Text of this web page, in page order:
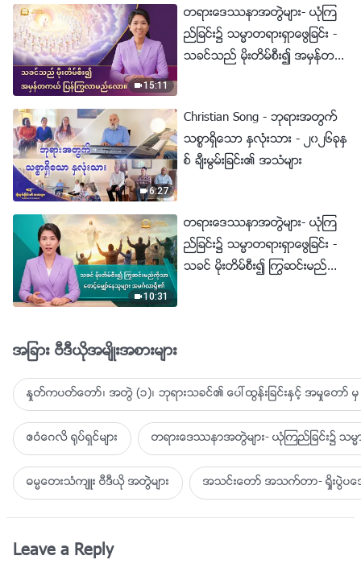
15:11
တရားေဒႆနာအတြဲမ်ား- ယုံၾက
ည္ျခင္း၌ သမၼာတရားရွာေဖြျခင္း -
သခင္သည္ မိုးတိမ္စီး၍ အမွန္တက
6:27
Christian Song - ဘုရားအတြက္
သစၥာရွိေသာ ႏွလုံးသား - ၂၀၂၆ခုႏွ
စ္ ခ်ီးမြမ္းျခင္း၏ အသံမ်ား
10:31
တရားေဒႆနာအတြဲမ်ား- ယုံၾက
ည္ျခင္း၌ သမၼာတရားရွာေဖြျခင္း -
သခင္ မိုးတိမ္စီး၍ ႂကြဆင္းမည္ကို
အျခား ဗီဒီယိုအမ်ိဳးအစားမ်ား
ႏႈတ္ကပတ္ေတာ္၊ အတြဲ (၁)၊ ဘုရားသခင္၏ ေပၚထြန္းျခင္းႏွင့္ အမႈေတာ္ မွ
ဧဝံေဂလိ ႐ုပ္ရွင္မ်ား တရားေဒႆနာအတြဲမ်ား- ယုံၾကည္ျခင္း၌ သမၼာတ
ဓမၼေတးသံက်ဴး ဗီဒီယို အတြဲမ်ား အသင္းေတာ္ အသက္တာ- ရႈိးပြဲ
Leave a Reply